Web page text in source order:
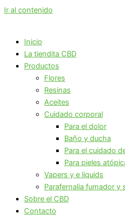
Ir al contenido
Inicio
La tiendita CBD
Productos
Flores
Resinas
Aceites
Cuidado corporal
Para el dolor
Baño y ducha
Para el cuidado
Para pieles
Vapers y e liquids
Parafernalia fumador y
Sobre el CBD
Contacto